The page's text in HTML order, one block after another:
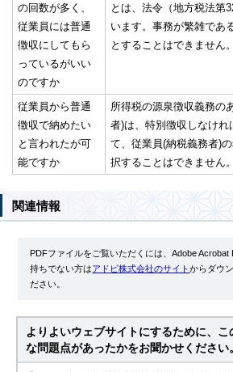
の回数が多く、
従業員には普通
徴収にしてもら
っているがいい
のですか
とは、法令（地方税法第
います。事務が繁雑であ
とすることはできません。
従業員から普通
徴収で納めたい
と言われたが可
能ですか
所得税の源泉徴収義務の
者)は、特別徴収しなけれ
て、従業員(納税義務者)
択することはできません。
関連情報
PDFファイルをご覧いただくには、Adobe
持ちでない方はアドビ株式会社のサイトからダウ
ださい。
よりよいウェブサイトにするために、こ
な問題点があったかをお聞かせください